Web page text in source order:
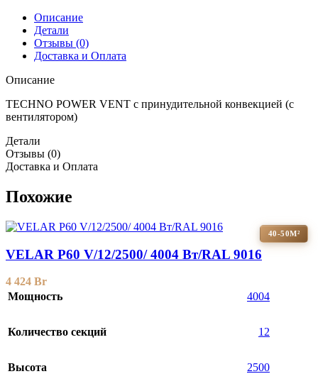
Описание
Детали
Отзывы (0)
Доставка и Оплата
Описание
TECHNO POWER VENT с принудительной конвекцией (c
вентилятором)
Детали
Отзывы (0)
Доставка и Оплата
Похожие
40-50М²
VELAR P60 V/12/2500/ 4004 Bт/RAL 9016
4 424 Br
Мощность
4004
Количество секций 12
Высота 2500